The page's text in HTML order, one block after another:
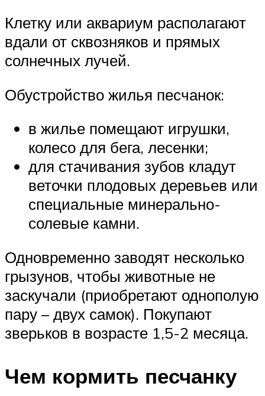
Клетку или аквариум располагают
вдали от сквозняков и прямых
солнечных лучей.
Обустройство жилья песчанок:
в жилье помещают игрушки,
колесо для бега, лесенки;
для стачивания зубов кладут
веточки плодовых деревьев или
специальные минерально-
солевые камни.
Одновременно заводят несколько
грызунов, чтобы животные не
заскучали (приобретают однополую
пару – двух самок). Покупают
зверьков в возрасте 1,5-2 месяца.
Чем кормить песчанку